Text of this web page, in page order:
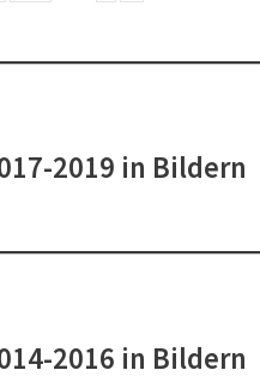
2019 in Bildern
2016 in Bildern